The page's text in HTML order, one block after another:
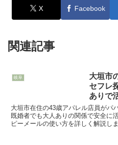
X Facebook
関連記事
岐阜
大垣市
セフレ
ありで
大垣市在住の43歳アパレル店員がパ
既婚者でも大人ありの関係で安全に
ピーメールの使い方を詳しく解説しま